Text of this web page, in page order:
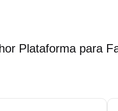
Plataforma para